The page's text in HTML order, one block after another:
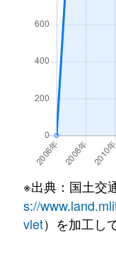
※出典：国土交
s://
vlet）を加工し